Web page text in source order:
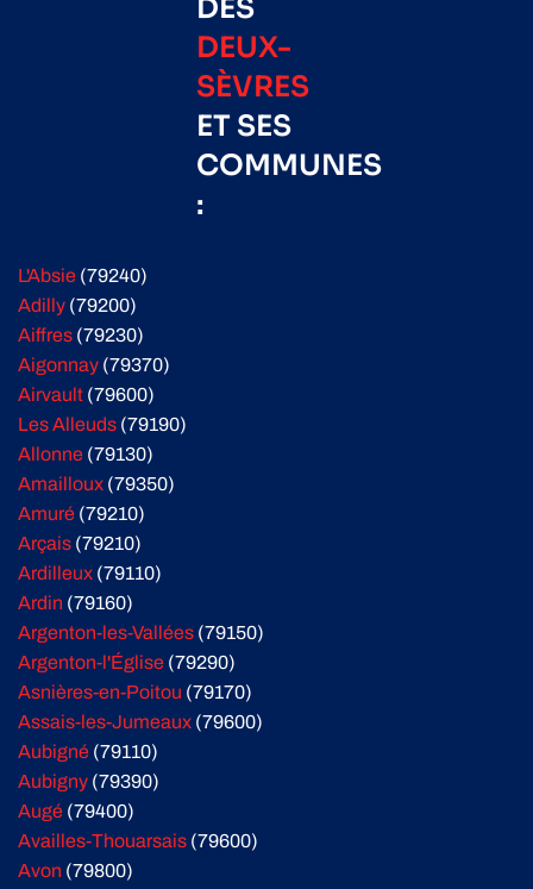
DES
DEUX-
SÈVRES
ET SES
COMMUNES
:
L'Absie (79240)
Adilly (79200)
Aiffres (79230)
Aigonnay (79370)
Airvault (79600)
Les Alleuds (79190)
Allonne (79130)
Amailloux (79350)
Amuré (79210)
Arçais (79210)
Ardilleux (79110)
Ardin (79160)
Argenton-les-Vallées (79150)
Argenton-l'Église (79290)
Asnières-en-Poitou (79170)
Assais-les-Jumeaux (79600)
Aubigné (79110)
Aubigny (79390)
Augé (79400)
Availles-Thouarsais (79600)
Avon (79800)